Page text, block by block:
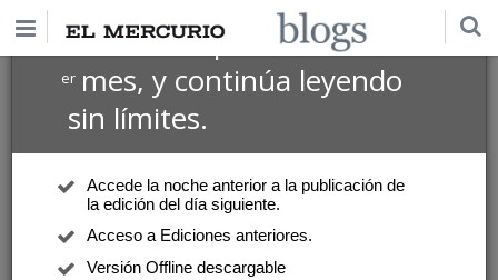
Suscríbete por $1 USD
ermes, y continúa leyendo
sin límites.
Accede la noche anterior a la publicación de
la edición del día siguiente.
Acceso a Ediciones anteriores.
Versión Offline descargable